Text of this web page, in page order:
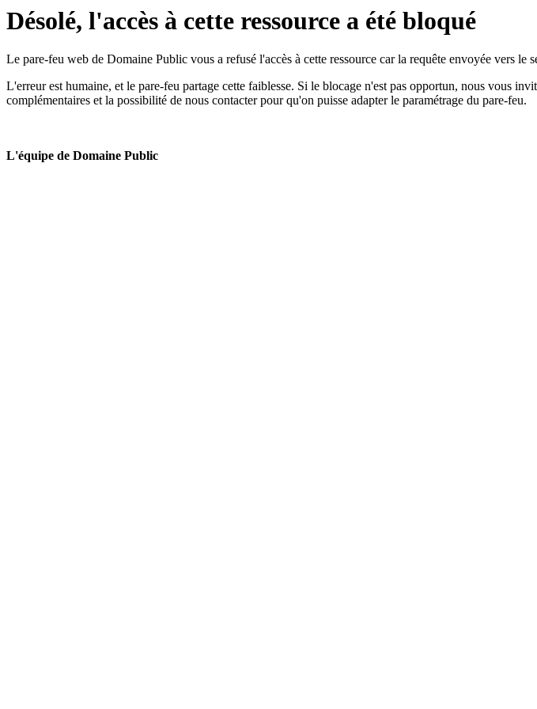
Désolé, l'accès à cette ressource a été bloqué
Le pare-feu web de Domaine Public vous a refusé l'accès à cette ressource car la requête envoyée vers le
L'erreur est humaine, et le pare-feu partage cette faiblesse. Si le blocage n'est pas opportun, nous vous
complémentaires et la possibilité de nous contacter pour qu'on puisse adapter le paramétrage du pare-feu.
L'équipe de Domaine Public